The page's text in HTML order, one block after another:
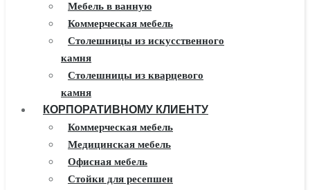
Мебель в ванную
Коммерческая мебель
Столешницы из искусственного
камня
Столешницы из кварцевого
камня
Мебель из массива
Каминные порталы
Камины Dimplex
Искусственный камень White
Hills
КОРПОРАТИВНОМУ КЛИЕНТУ
Коммерческая мебель
Медицинская мебель
Офисная мебель
Стойки для ресепшен